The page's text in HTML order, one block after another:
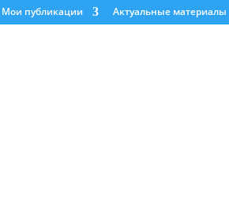
Мои публикации Актуальные материалы